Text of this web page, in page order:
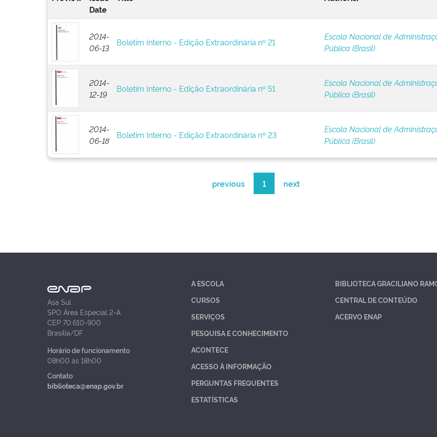
Date
2014-
06-13
Boletim Interno - Edição Extraordinária nº 21
Escola Nacional de
Pública (Brasil)
2014-
12-19
Boletim Interno - Edição Extraordinária nº 51
Escola Nacional de
Pública (Brasil)
2014-
06-18
Boletim Interno - Edição Extraordinária nº 23
Escola Nacional de
Pública (Brasil)
previous 1 next
Asa Sul
SPO Área Especial 2-A
CEP 70.610-900
Brasília/DF
Horário de funcionamento
08h00 às 18h00
Contato
biblioteca@enap.gov.br
A ESCOLA
CURSOS
SERVIÇOS
PESQUISA E CONHECIMENTO
ACONTECE
ACESSO À INFORMAÇÃO
PERGUNTAS FREQUENTES
ESTATÍSTICAS
BIBLIOTECA GRACILIANO
CENTRAL DE CONTEÚDO
ACERVO ENAP